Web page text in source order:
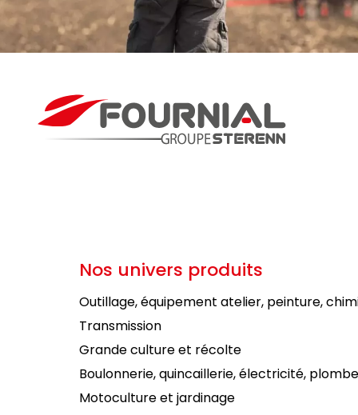
Nos univers produits
Outillage, équipement atelier, peinture,
Transmission
Grande culture et récolte
Boulonnerie, quincaillerie, électricité,
Motoculture et jardinage